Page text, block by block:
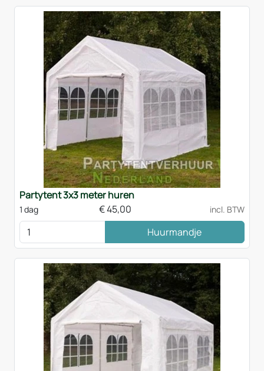
Partytent 3x3 meter huren
1 dag €45,00 incl. BTW
Huurmandje